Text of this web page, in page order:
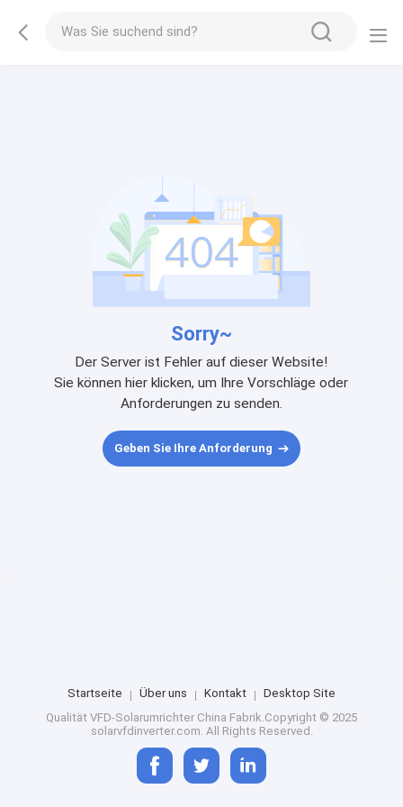
Sorry~
Der Server ist Fehler auf dieser Website!
Sie können hier klicken, um Ihre Vorschläge oder
Anforderungen zu senden.
Geben Sie Ihre Anforderung
Startseite Über uns Kontakt
Desktop Site
Qualität VFD-Solarumrichter China Fabrik.Copyright © 2025
solarvfdinverter.com. All Rights Reserved.